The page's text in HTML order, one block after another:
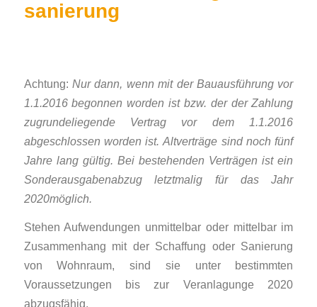
sanierung
Achtung: Nur dann, wenn mit der Bauausführung vor
1.1.2016 begonnen worden ist bzw. der der Zahlung
zugrundeliegende Vertrag vor dem 1.1.2016
abgeschlossen worden ist. Altverträge sind noch fünf
Jahre lang gültig. Bei bestehenden Verträgen ist ein
Sonderausgabenabzug letztmalig für das Jahr
2020möglich.
Stehen Aufwendungen unmittelbar oder mittelbar im
Zusammenhang mit der Schaffung oder Sanierung
von Wohnraum, sind sie unter bestimmten
Voraussetzungen bis zur Veranlagunge 2020
abzugsfähig.